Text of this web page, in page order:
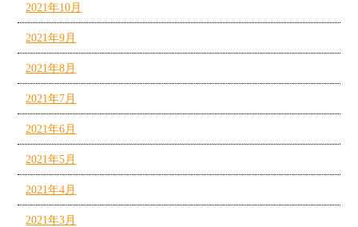
2021年10月
2021年9月
2021年8月
2021年7月
2021年6月
2021年5月
2021年4月
2021年3月